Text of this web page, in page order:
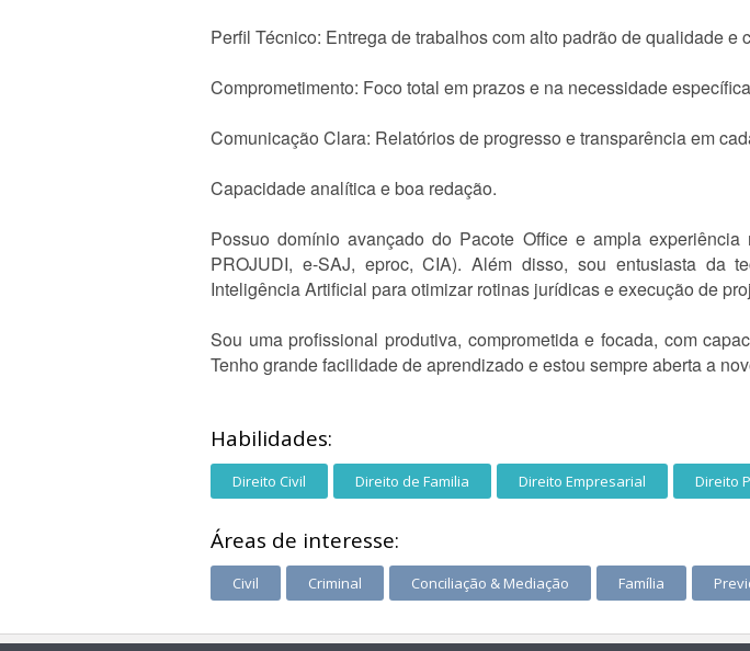
Perfil Técnico: Entrega de trabalhos com alto padrão de qualidade e
Comprometimento: Foco total em prazos e na necessidade
Comunicação Clara: Relatórios de progresso e transparência em
Capacidade analítica e boa redação.
Possuo domínio avançado do Pacote Office e ampla
PROJUDI, e-SAJ, eproc, CIA). Além disso, sou entusiasta da
Inteligência Artificial para otimizar rotinas jurídicas e execução de
Sou uma profissional produtiva, comprometida e focada, com
Tenho grande facilidade de aprendizado e estou sempre aberta a
Habilidades:
Direito Civil Direito de Familia Direito Empresarial Direito
Áreas de interesse:
Civil Criminal Conciliação & Mediação Família